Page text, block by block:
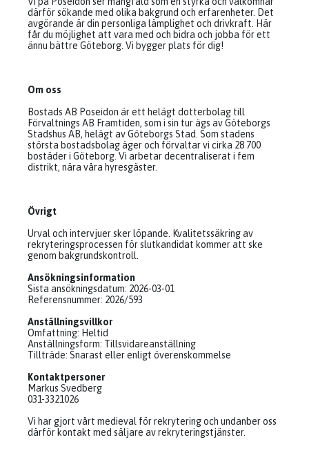
därför sökande med olika bakgrund och erfarenheter. Det
avgörande är din personliga lämplighet och drivkraft. Här
får du möjlighet att vara med och bidra och jobba för ett
ännu bättre Göteborg. Vi bygger plats för dig!
Om oss
Bostads AB Poseidon är ett helägt dotterbolag till
Förvaltnings AB Framtiden, som i sin tur ägs av Göteborgs
Stadshus AB, helägt av Göteborgs Stad. Som stadens
största bostadsbolag äger och förvaltar vi cirka 28 700
bostäder i Göteborg. Vi arbetar decentraliserat i fem
distrikt, nära våra hyresgäster.
Övrigt
Urval och intervjuer sker löpande. Kvalitetssäkring av
rekryteringsprocessen för slutkandidat kommer att ske
genom bakgrundskontroll.
Ansökningsinformation
Sista ansökningsdatum: 2026-03-01
Referensnummer: 2026/593
Anställningsvillkor
Omfattning: Heltid
Anställningsform: Tillsvidareanställning
Tillträde: Snarast eller enligt överenskommelse
Kontaktpersoner
Markus Svedberg
031-3321026
Vi har gjort vårt medieval för rekrytering och undanber oss
därför kontakt med säljare av rekryteringstjänster.